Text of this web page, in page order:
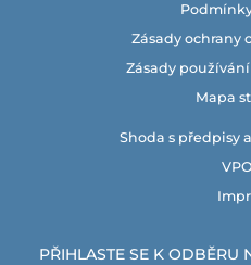
Zásady ochrany
Zásady
Mapa
Shoda s předpisy
PŘIHLASTE SE K ODBĚRU